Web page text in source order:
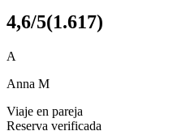
4,6/5(1.617)
A
Anna M
Viaje en pareja
Reserva verificada